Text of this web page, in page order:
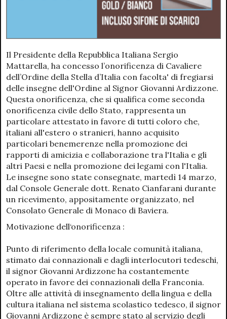
Il Presidente della Repubblica Italiana Sergio
Mattarella, ha concesso l’onorificenza di Cavaliere
dell’Ordine della Stella d’Italia con facolta' di fregiarsi
delle insegne dell'Ordine al Signor Giovanni Ardizzone.
Questa onorificenza, che si qualifica come seconda
onorificenza civile dello Stato, rappresenta un
particolare attestato in favore di tutti coloro che,
italiani all'estero o stranieri, hanno acquisito
particolari benemerenze nella promozione dei
rapporti di amicizia e collaborazione tra l'Italia e gli
altri Paesi e nella promozione dei legami con l'Italia.
Le insegne sono state consegnate, martedì 14 marzo,
dal Console Generale dott. Renato Cianfarani durante
un ricevimento, appositamente organizzato, nel
Consolato Generale di Monaco di Baviera.
Motivazione dell‘onorificenza :
Punto di riferimento della locale comunità italiana,
stimato dai connazionali e dagli interlocutori tedeschi,
il signor Giovanni Ardizzone ha costantemente
operato in favore dei connazionali della Franconia.
Oltre alle attività di insegnamento della lingua e della
cultura italiana nel sistema scolastico tedesco, il signor
Giovanni Ardizzone è sempre stato al servizio degli